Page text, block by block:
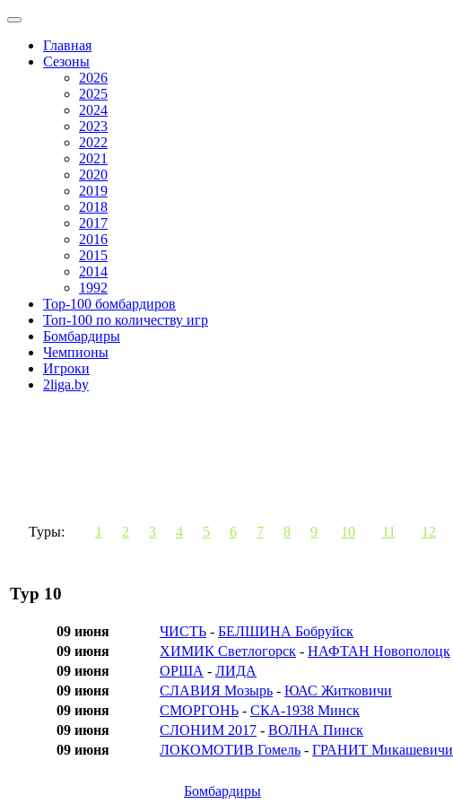
Главная
Сезоны
2026
2025
2024
2023
2022
2021
2020
2019
2018
2017
2016
2015
2014
1992
Top-100 бомбардиров
Топ-100 по количеству игр
Бомбардиры
Чемпионы
Игроки
2liga.by
Туры: 1 2 3 4 5 6 7 8 9 10 11 12
Тур 10
09 июня ЧИСТЬ - БЕЛШИНА Бобруйск
09 июня
ХИМИК Светлогорск - НАФТАН Новополоцк
09 июня
ОРША - ЛИДА
09 июня
СЛАВИЯ Мозырь - ЮАС Житковичи
09 июня
СМОРГОНЬ - СКА-1938 Минск
09 июня
СЛОНИМ 2017 - ВОЛНА Пинск
09 июня
ЛОКОМОТИВ Гомель - ГРАНИТ Микашевичи
Бомбардиры